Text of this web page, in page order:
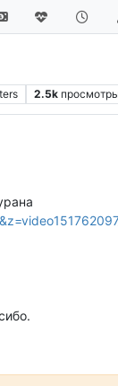
2.5k просмотры